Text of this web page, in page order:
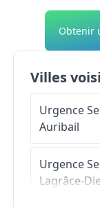
Obtenir
Villes
Urgence
Auribail
Urgence
Lagrâce-